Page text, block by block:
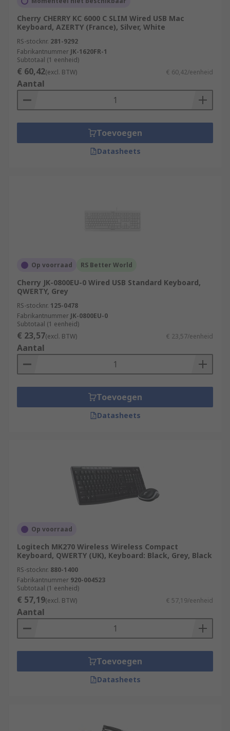
Cherry CHERRY KC 6000 C SLIM Wired USB Mac
Keyboard, AZERTY (France), Silver, White
RS-stocknr. 281-9292
Fabrikantnummer JK-1620FR-1
Subtotaal (1 eenheid)
€ 60,42(excl. BTW) € 60,42/eenheid
Aantal
Toevoegen
Datasheets
Op voorraad RS Better World
Cherry JK-0800EU-0 Wired USB Standard Keyboard,
QWERTY, Grey
RS-stocknr. 125-0478
Fabrikantnummer JK-0800EU-0
Subtotaal (1 eenheid)
€ 23,57(excl. BTW) € 23,57/eenheid
Aantal
Toevoegen
Datasheets
Op voorraad
Logitech MK270 Wireless Wireless Compact
Keyboard, QWERTY (UK), Keyboard: Black, Grey, Black
RS-stocknr. 880-1400
Fabrikantnummer 920-004523
Subtotaal (1 eenheid)
€ 57,19(excl. BTW) € 57,19/eenheid
Aantal
Toevoegen
Datasheets